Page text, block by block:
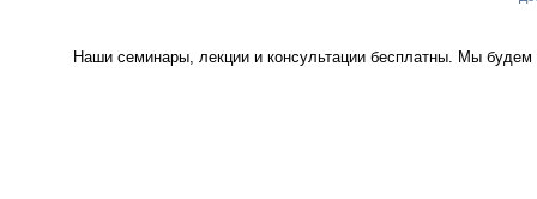
Наши семинары, лекции и консультации бесплатны. Мы